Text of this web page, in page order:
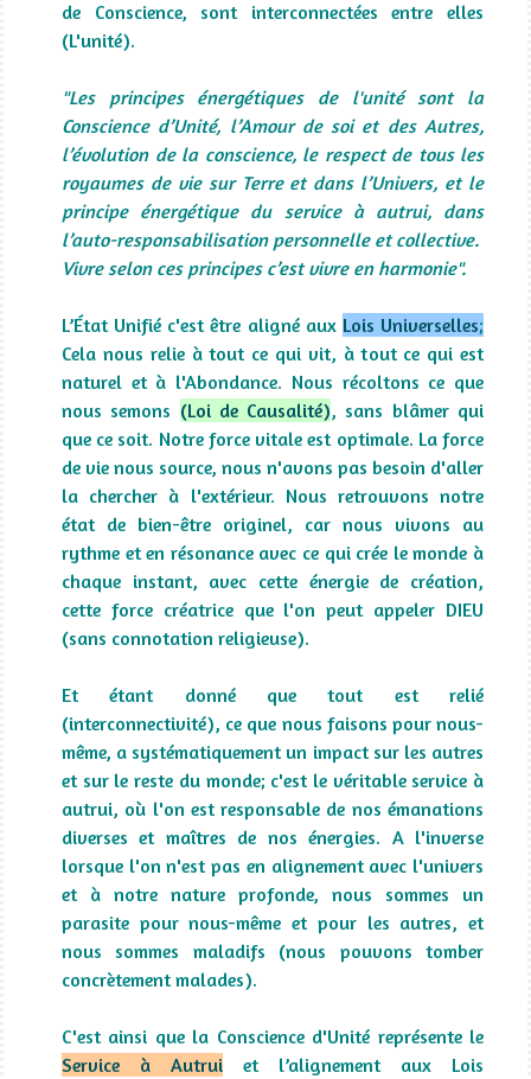
de Conscience, sont interconnectées entre elles
(L'unité).
"Les principes énergétiques de l'unité sont la
Conscience d’Unité, l’Amour de soi et des Autres,
l’évolution de la conscience, le respect de tous les
royaumes de vie sur Terre et dans l’Univers, et le
principe énergétique du service à autrui, dans
l’auto-responsabilisation personnelle et collective.
Vivre selon ces principes c’est vivre en harmonie".
L’État Unifié c'est être aligné aux Lois Universelles;
Cela nous relie à tout ce qui vit, à tout ce qui est
naturel et à l'Abondance. Nous récoltons ce que
nous semons (Loi de Causalité), sans blâmer qui
que ce soit. Notre force vitale est optimale. La force
de vie nous source, nous n'avons pas besoin d'aller
la chercher à l'extérieur. Nous retrouvons notre
état de bien-être originel, car nous vivons au
rythme et en résonance avec ce qui crée le monde à
chaque instant, avec cette énergie de création,
cette force créatrice que l'on peut appeler DIEU
(sans connotation religieuse).
Et étant donné que tout est relié
(interconnectivité), ce que nous faisons pour nous-
même, a systématiquement un impact sur les autres
et sur le reste du monde; c'est le véritable service à
autrui, où l'on est responsable de nos émanations
diverses et maîtres de nos énergies. A l'inverse
lorsque l'on n'est pas en alignement avec l'univers
et à notre nature profonde, nous sommes un
parasite pour nous-même et pour les autres, et
nous sommes maladifs (nous pouvons tomber
concrètement malades).
C'est ainsi que la Conscience d'Unité représente le
Service à Autrui et l’alignement aux Lois